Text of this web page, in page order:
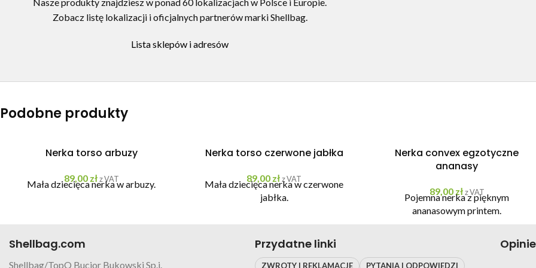
Zobacz listę lokalizacji i oficjalnych partnerów marki Shellbag.
Lista sklepów i adresów
Podobne produkty
Nerka torso arbuzy
89,00 zł z VAT
Mała dziecięca nerka w arbuzy.
Nerka torso czerwone jabłka
89,00 zł z VAT
Mała dziecięca nerka w czerwone
jabłka.
Nerka convex egzotyczne
ananasy
89,00 zł z VAT
Pojemna nerka z pięknym
ananasowym printem.
Shellbag.com
Shellbag/TopQ Bucior Bukowski Sp.j.
Przydatne linki
ZWROTY I REKLAMACJE PYTANIA I ODPOWIEDZI
Opinie